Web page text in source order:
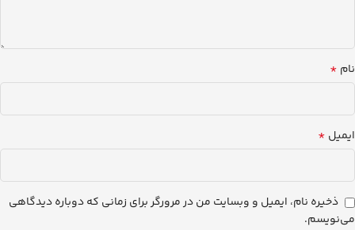
نام *
ایمیل *
ذخیره نام، ایمیل و وبسایت من در مرورگر برای زمانی که دوباره دیدگاهی
می‌نویسم.